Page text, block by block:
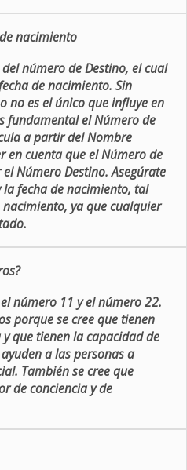
nacimiento
número de Destino, el cual
de nacimiento. Sin
no es el único que influye en
fundamental el Número de
a partir del Nombre
en cuenta que el Número de
Número Destino. Asegúrate
fecha de nacimiento, tal
ya que cualquier
número 11 y el número 22.
porque se cree que tienen
que tienen la capacidad de
a las personas a
También se cree que
de conciencia y de